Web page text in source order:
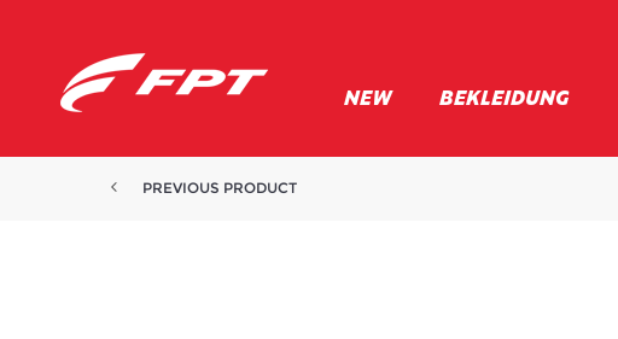
NEW BEKLEIDUNG
PREVIOUS PRODUCT